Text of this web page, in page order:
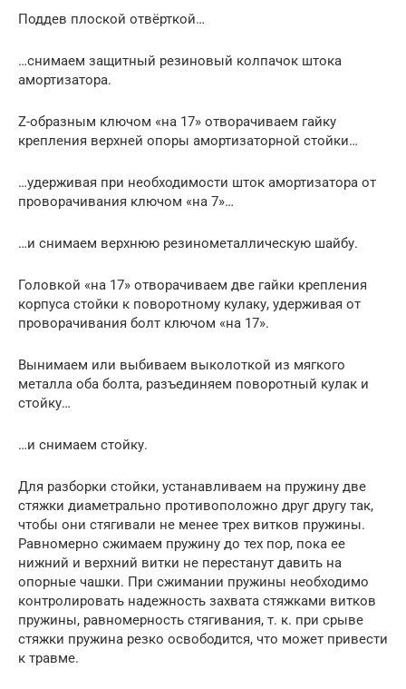
Поддев плоской отвёрткой…
…снимаем защитный резиновый колпачок штока
амортизатора.
Z-образным ключом «на 17» отворачиваем гайку
крепления верхней опоры амортизаторной стойки…
…удерживая при необходимости шток амортизатора от
проворачивания ключом «на 7»…
…и снимаем верхнюю резинометаллическую шайбу.
Головкой «на 17» отворачиваем две гайки крепления
корпуса стойки к поворотному кулаку, удерживая от
проворачивания болт ключом «на 17».
Вынимаем или выбиваем выколоткой из мягкого
металла оба болта, разъединяем поворотный кулак и
стойку…
…и снимаем стойку.
Для разборки стойки, устанавливаем на пружину две
стяжки диаметрально противоположно друг другу так,
чтобы они стягивали не менее трех витков пружины.
Равномерно сжимаем пружину до тех пор, пока ее
нижний и верхний витки не перестанут давить на
опорные чашки. При сжимании пружины необходимо
контролировать надежность захвата стяжками витков
пружины, равномерность стягивания, т. к. при срыве
стяжки пружина резко освободится, что может привести
к травме.